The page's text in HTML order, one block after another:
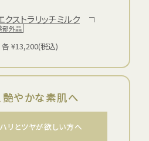
クストラリッチミルク
部外品
¥13,200(税込)
艶やかな素肌へ
ハリとツヤが欲しい方へ